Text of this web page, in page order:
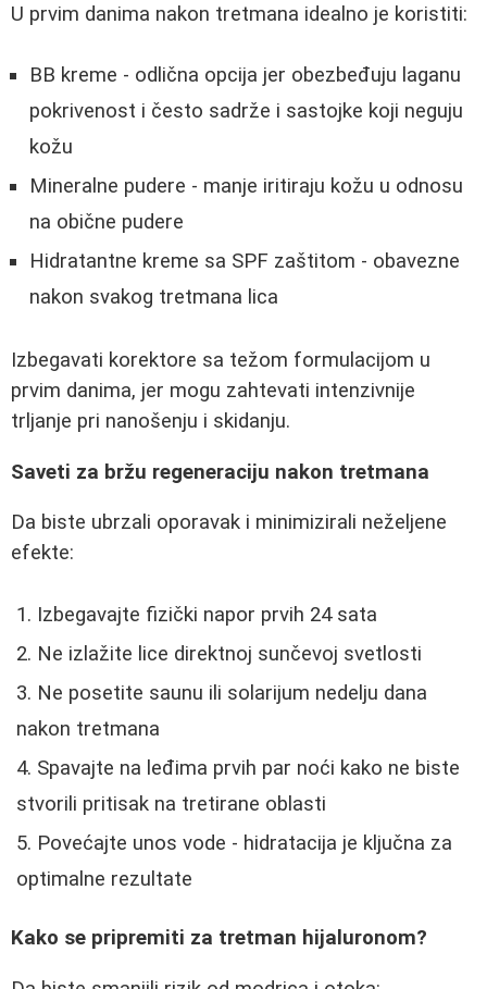
U prvim danima nakon tretmana idealno je koristiti:
BB kreme - odlična opcija jer obezbeđuju laganu
pokrivenost i često sadrže i sastojke koji neguju
kožu
Mineralne pudere - manje iritiraju kožu u odnosu
na obične pudere
Hidratantne kreme sa SPF zaštitom - obavezne
nakon svakog tretmana lica
Izbegavati korektore sa težom formulacijom u
prvim danima, jer mogu zahtevati intenzivnije
trljanje pri nanošenju i skidanju.
Saveti za bržu regeneraciju nakon tretmana
Da biste ubrzali oporavak i minimizirali neželjene
efekte:
Izbegavajte fizički napor prvih 24 sata
Ne izlažite lice direktnoj sunčevoj svetlosti
Ne posetite saunu ili solarijum nedelju dana
nakon tretmana
Spavajte na leđima prvih par noći kako ne biste
stvorili pritisak na tretirane oblasti
Povećajte unos vode - hidratacija je ključna za
optimalne rezultate
Kako se pripremiti za tretman hijaluronom?